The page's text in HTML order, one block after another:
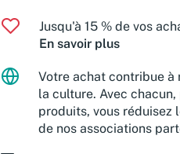
Jusqu'à 15 % de vos
En savoir plus
Votre achat contribue à
la culture. Avec
produits, vous réduisez
de nos associations